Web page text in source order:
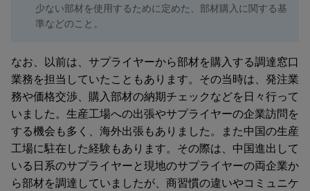
少ない部材を使用するために定めた、部材購入に関する基
準などのこと。
なお、以前は、サプライヤーから部材を購入する調達窓口
業務を担当していたこともあります。その当時は、発注業
務や価格交渉、購入部材の納期チェックなどを日々行って
いました。生産工場への出張やサプライヤーの企業訪問を
する機会も多く、海外出張もありました。また中国の生産
工場に駐在した経験もあります。その際は、中国進出して
いる日系のサプライヤーと現地のサプライヤーの両企業か
ら部材を調達していましたが、商習慣の違いやコミュニケ